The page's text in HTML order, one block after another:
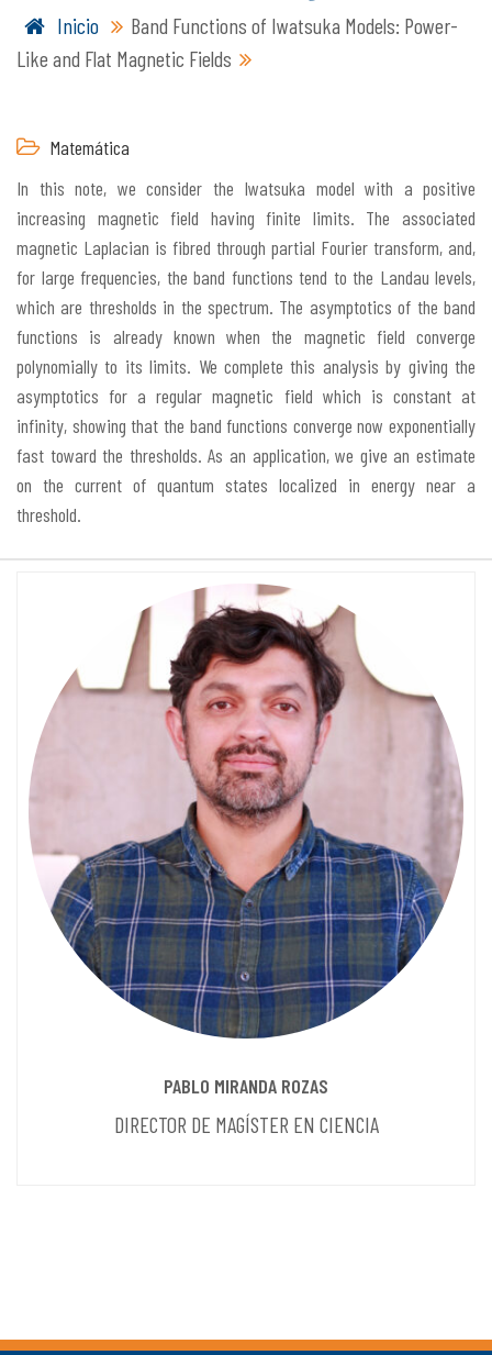
Inicio
Band Functions of Iwatsuka Models: Power-
Like and Flat Magnetic Fields
Matemática
In this note, we consider the Iwatsuka model with a positive
increasing magnetic field having finite limits. The associated
magnetic Laplacian is fibred through partial Fourier transform, and,
for large frequencies, the band functions tend to the Landau levels,
which are thresholds in the spectrum. The asymptotics of the band
functions is already known when the magnetic field converge
polynomially to its limits. We complete this analysis by giving the
asymptotics for a regular magnetic field which is constant at
infinity, showing that the band functions converge now exponentially
fast toward the thresholds. As an application, we give an estimate
on the current of quantum states localized in energy near a
threshold.
PABLO MIRANDA ROZAS
DIRECTOR DE MAGÍSTER EN CIENCIA